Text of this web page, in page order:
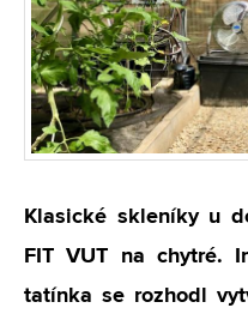
Klasické skleníky u
FIT VUT na chytré.
tatínka se rozhodl